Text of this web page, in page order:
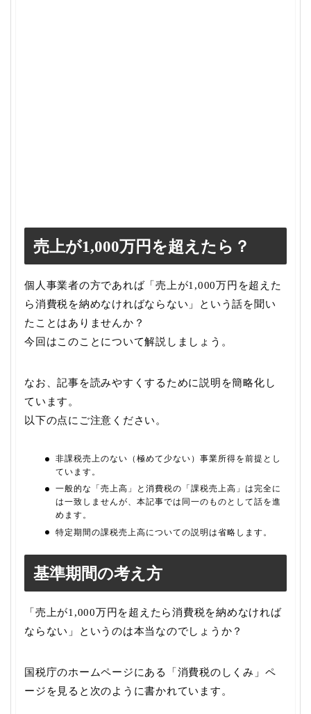
売上が1,000万円を超えたら？
個人事業者の方であれば「売上が1,000万円を超えた
ら消費税を納めなければならない」という話を聞い
たことはありませんか？
今回はこのことについて解説しましょう。
なお、記事を読みやすくするために説明を簡略化し
ています。
以下の点にご注意ください。
非課税売上のない（極めて少ない）事業所得を前提とし
ています。
一般的な「売上高」と消費税の「課税売上高」は完全に
は一致しませんが、本記事では同一のものとして話を進
めます。
特定期間の課税売上高についての説明は省略します。
基準期間の考え方
「売上が1,000万円を超えたら消費税を納めなければ
ならない」というのは本当なのでしょうか？
国税庁のホームページにある「消費税のしくみ」ペ
ージを見ると次のように書かれています。